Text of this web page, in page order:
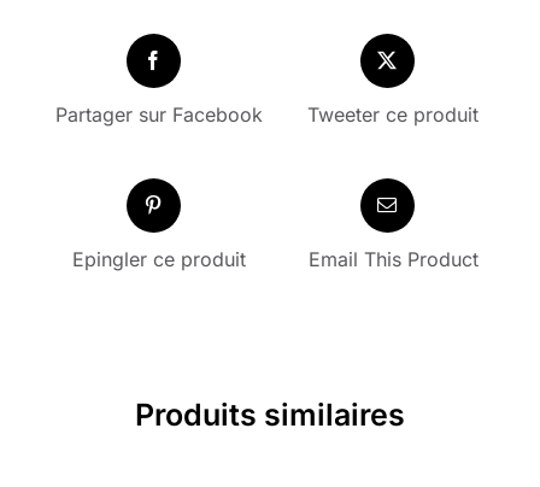
Partager sur Facebook Tweeter ce produit
Epingler ce produit Email This Product
Produits similaires